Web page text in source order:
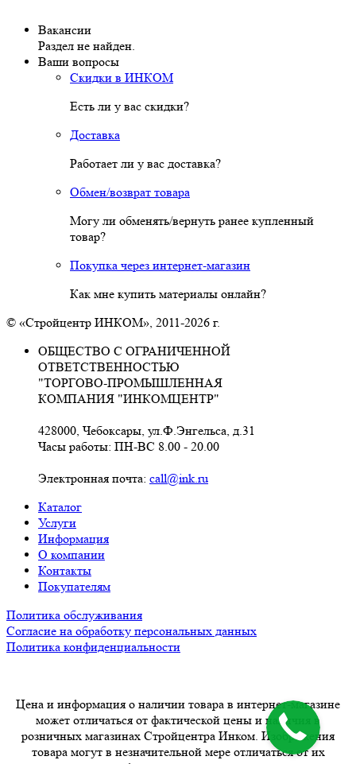
Вакансии
Раздел не найден.
Ваши вопросы
Скидки в ИНКОМ
Есть ли у вас скидки?
Доставка
Работает ли у вас доставка?
Обмен/возврат товара
Могу ли обменять/вернуть ранее купленный
товар?
Покупка через интернет-магазин
Как мне купить материалы онлайн?
© «Стройцентр ИНКОМ», 2011-2026 г.
ОБЩЕСТВО С ОГРАНИЧЕННОЙ
ОТВЕТСТВЕННОСТЬЮ
"ТОРГОВО-ПРОМЫШЛЕННАЯ
КОМПАНИЯ "ИНКОМЦЕНТР"
428000, Чебоксары, ул.Ф.Энгельса, д.31
Часы работы: ПН-ВС 8.00 - 20.00
Электронная почта: call@ink.ru
Каталог
Услуги
Информация
О компании
Контакты
Покупателям
Политика обслуживания
Согласие на обработку персональных данных
Политика конфиденциальности
Цена и информация о наличии товара в интернет-магазине
может отличаться от фактической цены и наличия в
розничных магазинах Стройцентра Инком. Изображения
товара могут в незначительной мере отличаться от их